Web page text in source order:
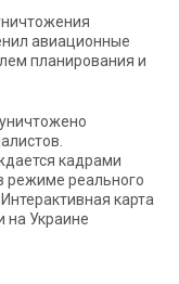
авиационные
планирования и
кадрами
режиме реального
карта
на Украине